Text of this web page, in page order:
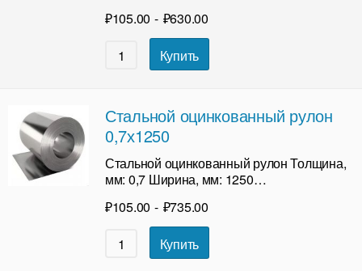
₽105.00 - ₽630.00
Купить
Стальной оцинкованный рулон
0,7х1250
Стальной оцинкованный рулон Толщина,
мм: 0,7 Ширина, мм: 1250…
₽105.00 - ₽735.00
Купить